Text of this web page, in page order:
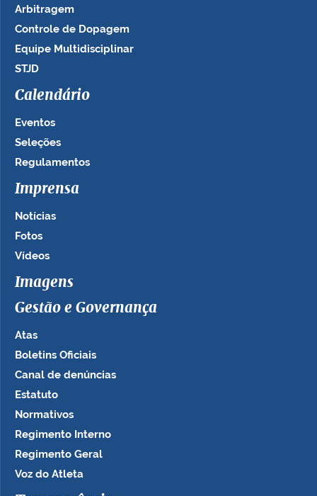
Arbitragem
Controle de Dopagem
Equipe Multidisciplinar
STJD
Calendário
Eventos
Seleções
Regulamentos
Imprensa
Notícias
Fotos
Vídeos
Imagens
Gestão e Governança
Atas
Boletins Oficiais
Canal de denúncias
Estatuto
Normativos
Regimento Interno
Regimento Geral
Voz do Atleta